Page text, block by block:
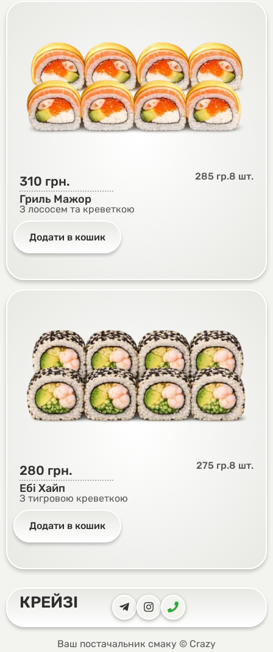
310 грн. 285 гр.8 шт.
Гриль Мажор
З лососем та креветкою
Додати в кошик
280 грн. 275 гр.8 шт.
Ебі Хайп
З тигровою креветкою
Додати в кошик
КРЕЙЗІ
Ваш постачальник смаку © Crazy